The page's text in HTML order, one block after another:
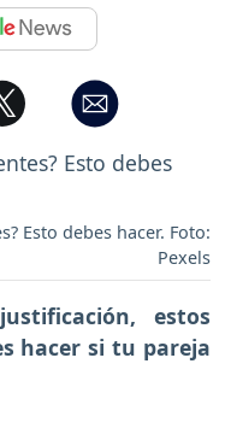
Esto debes hacer. Foto:
Pexels
estos
hacer si tu pareja